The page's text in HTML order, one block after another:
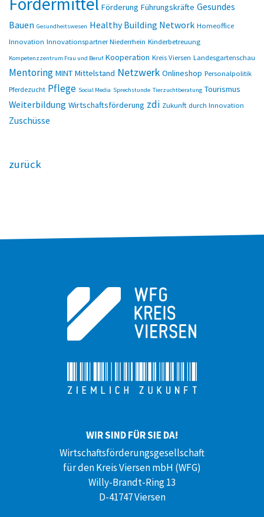
Förderung Führungskräfte Gesundes
Bauen Gesundheitswesen Healthy Building Network Homeoffice
Innovation Innovationspartner Niederrhein Kinderbetreuung
Kompetenzzentrum Frau und Beruf Kooperation Kreis Viersen Landesgartenschau
Mentoring MINT Mittelstand Netzwerk Onlineshop Personalpolitik
Pferdezucht Pflege Social Media Sprechstunde Tierzuchtberatung Tourismus
Weiterbildung Wirtschaftsförderung zdi Zukunft durch Innovation
Zuschüsse
zurück
WIR SIND FÜR SIE DA!
Wirtschaftsförderungsgesellschaft
für den Kreis Viersen mbH (WFG)
Willy-Brandt-Ring 13
D-41747 Viersen